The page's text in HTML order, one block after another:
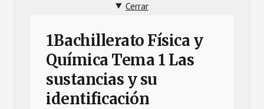
Cerrar
1Bachillerato Física y
Química Tema 1 Las
sustancias y su
identificación